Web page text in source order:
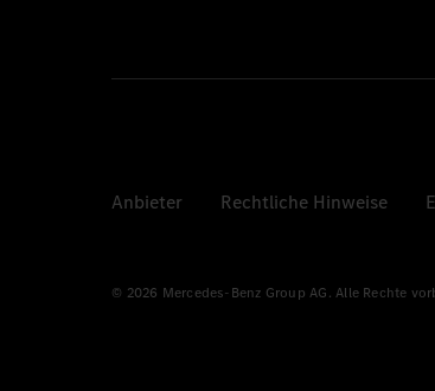
Anbieter Rechtliche Hinweise
© 2026 Mercedes-Benz Group AG. Alle Rechte